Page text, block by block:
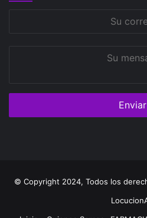
© Copyright 2024, Todos los